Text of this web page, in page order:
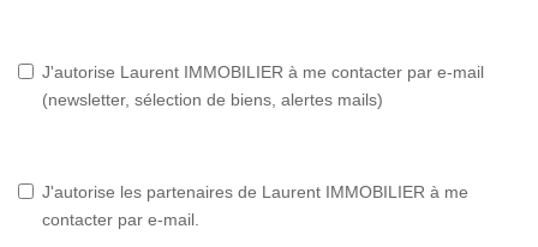
J'autorise Laurent IMMOBILIER à me contacter par e-mail
(newsletter, sélection de biens, alertes mails)
J'autorise les partenaires de Laurent IMMOBILIER à me
contacter par e-mail.